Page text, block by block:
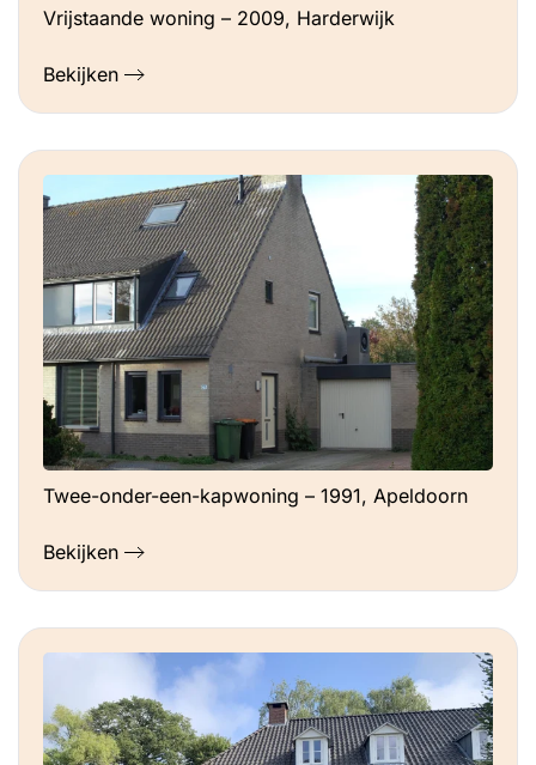
Vrijstaande woning – 2009, Harderwijk
Bekijken
Twee-onder-een-kapwoning – 1991, Apeldoorn
Bekijken